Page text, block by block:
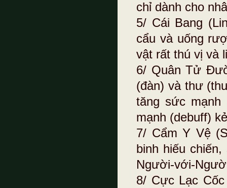
chỉ dành cho
5/ Cái Bang
cẩu và uống
vật rất thú vị và
6/ Quân Tử
(đàn) và thư
tăng sức mạnh
mạnh (debuff)
7/ Cẩm Y Vệ
binh hiếu
Người-với-
8/ Cực Lạc